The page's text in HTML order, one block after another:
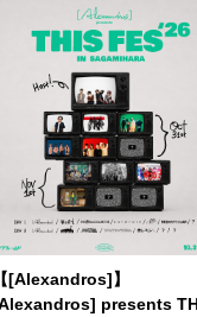
【[Alexandros]】
presents